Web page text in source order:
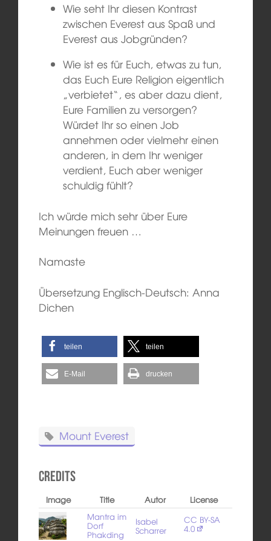
Wie seht Ihr diesen Kontrast
zwischen Everest aus Spaß und
Everest aus Jobgründen?
Wie ist es für Euch, etwas zu tun,
das Euch Eure Religion eigentlich
„verbietet“, es aber dazu dient,
Eure Familien zu versorgen?
Würdet Ihr so einen Job
annehmen oder vielmehr einen
anderen, in dem Ihr weniger
verdient, Euch aber weniger
schuldig fühlt?
Ich würde mich sehr über Eure
Meinungen freuen …
Namaste
Übersetzung Englisch-Deutsch: Anna
Dichen
teilen teilen
E-Mail drucken
Mount Everest
Credits
Image Title Autor
License
Mantra im
Dorf
Phakding
Isabel
Scharrer
CC BY-SA
4.0